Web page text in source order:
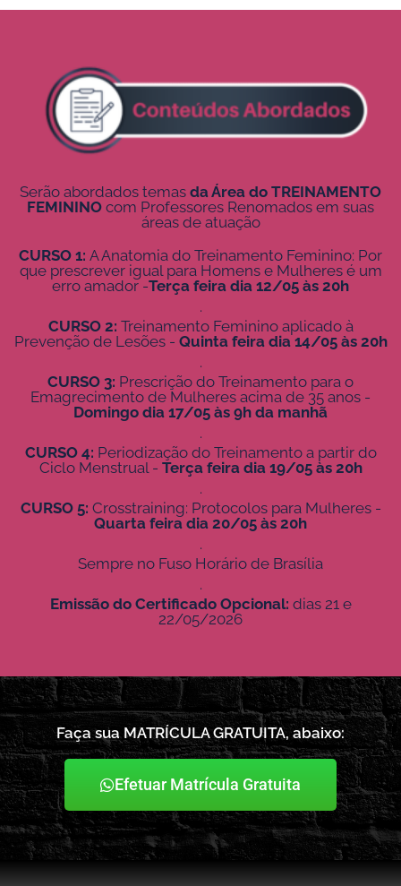
Serão abordados temas da Área do TREINAMENTO
FEMININO com Professores Renomados em suas
áreas de atuação
CURSO 1: A Anatomia do Treinamento Feminino: Por
que prescrever igual para Homens e Mulheres é um
erro amador -Terça feira dia 12/05 às 20h
.
CURSO 2: Treinamento Feminino aplicado à
Prevenção de Lesões - Quinta feira dia 14/05 às 20h
.
CURSO 3: Prescrição do Treinamento para o
Emagrecimento de Mulheres acima de 35 anos -
Domingo dia 17/05 às 9h da manhã
.
CURSO 4: Periodização do Treinamento a partir do
Ciclo Menstrual - Terça feira dia 19/05 às 20h
.
CURSO 5: Crosstraining: Protocolos para Mulheres -
Quarta feira dia 20/05 às 20h
.
Sempre no Fuso Horário de Brasília
.
Emissão do Certificado Opcional: dias 21 e
22/05/2026
Faça sua MATRÍCULA GRATUITA, abaixo:
Efetuar Matrícula Gratuita